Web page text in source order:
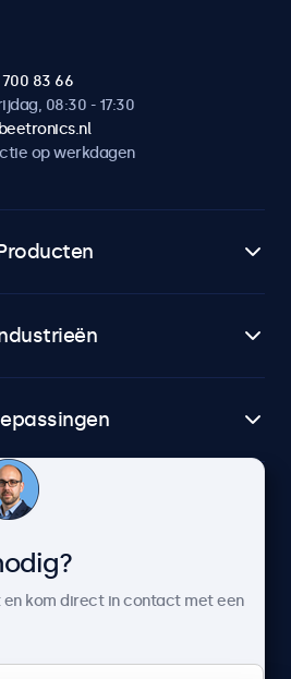
83 66
08:30 - 17:30
op werkdagen
en kom direct in contact met een